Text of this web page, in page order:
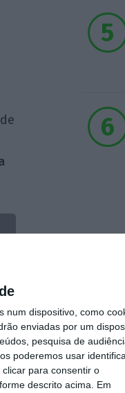
num dispositivo, como
enviadas por um
pesquisa de
poderemos usar
para consentir o
descrito acima. Em